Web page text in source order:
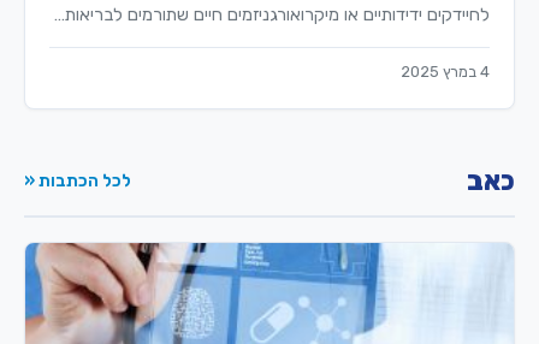
לחיידקים ידידותיים או מיקרואורגניזמים חיים שתורמים לבריאות…
4 במרץ 2025
כאב לכל הכתבות «